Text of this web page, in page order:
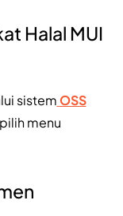
Halal MUI
sistemOSS
menu